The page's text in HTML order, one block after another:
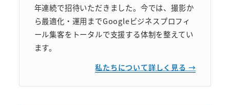
年連続で招待いただきました。今では、撮影か
ら最適化・運用までGoogleビジネスプロフィ
ール集客をトータルで支援する体制を整えてい
ます。
私たちについて詳しく見る →